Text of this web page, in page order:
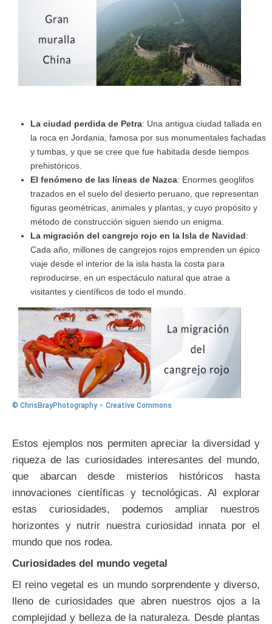
La ciudad perdida de Petra: Una antigua ciudad tallada en
la roca en Jordania, famosa por sus monumentales fachadas
y tumbas, y que se cree que fue habitada desde tiempos
prehistóricos.
El fenómeno de las líneas de Nazca: Enormes geoglifos
trazados en el suelo del desierto peruano, que representan
figuras geométricas, animales y plantas, y cuyo propósito y
método de construcción siguen siendo un enigma.
La migración del cangrejo rojo en la Isla de Navidad:
Cada año, millones de cangrejos rojos emprenden un épico
viaje desde el interior de la isla hasta la costa para
reproducirse, en un espectáculo natural que atrae a
visitantes y científicos de todo el mundo.
© ChrisBrayPhotography - Creative Commons
Estos ejemplos nos permiten apreciar la diversidad y
riqueza de las curiosidades interesantes del mundo,
que abarcan desde misterios históricos hasta
innovaciones científicas y tecnológicas. Al explorar
estas curiosidades, podemos ampliar nuestros
horizontes y nutrir nuestra curiosidad innata por el
mundo que nos rodea.
Curiosidades del mundo vegetal
El reino vegetal es un mundo sorprendente y diverso,
lleno de curiosidades que abren nuestros ojos a la
complejidad y belleza de la naturaleza. Desde plantas